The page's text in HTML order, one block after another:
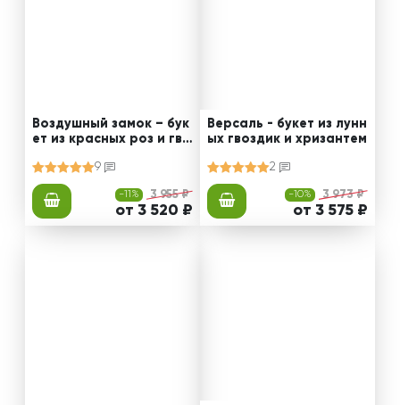
Воздушный замок – бук
ет из красных роз и гво
9
-11% 3 955 ₽
от 3 520 ₽
Версаль - букет из лунн
ых гвоздик и хризантем
2
-10% 3 973 ₽
от 3 575 ₽